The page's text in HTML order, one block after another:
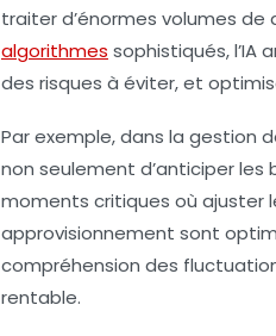
traiter d’énormes volumes
algorithmes sophistiqués,
des risques à éviter, et
Par exemple, dans la gestion
non seulement d’anticiper
moments critiques où ajuster
approvisionnement sont
compréhension des
rentable.